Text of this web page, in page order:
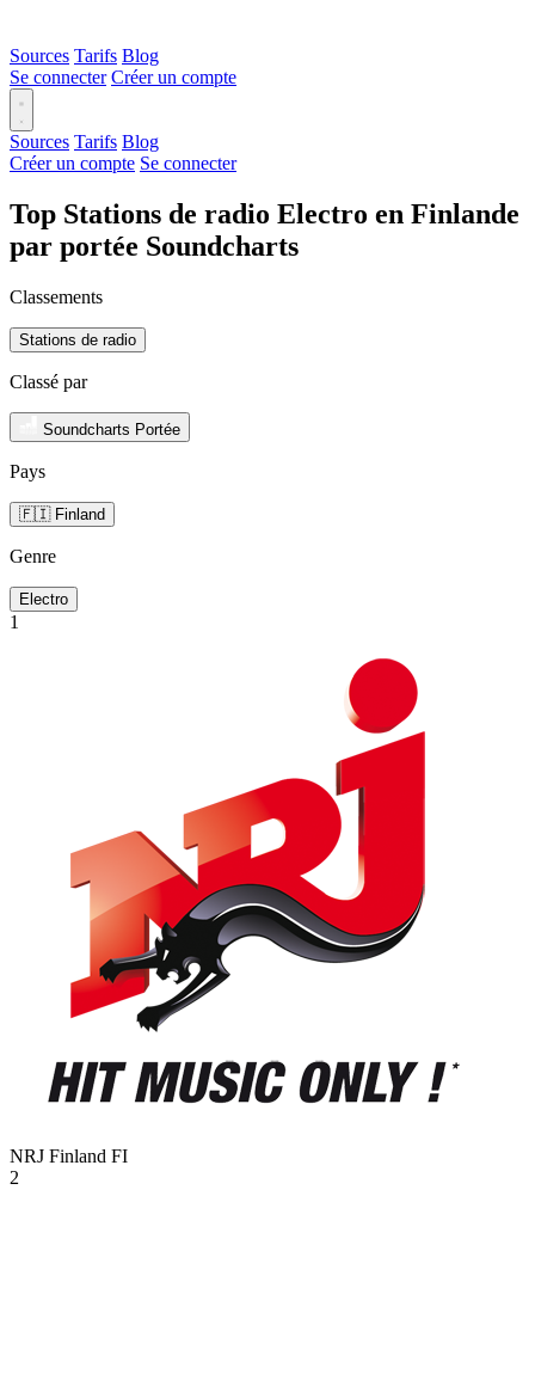
Sources Tarifs Blog
Se connecter Créer un compte
Sources Tarifs Blog
Créer un compte Se connecter
Top Stations de radio Electro en Finlande
par portée Soundcharts
Classements
Stations de radio
Classé par
Soundcharts Portée
Pays
🇫🇮 Finland
Genre
Electro
1
NRJ Finland FI
2